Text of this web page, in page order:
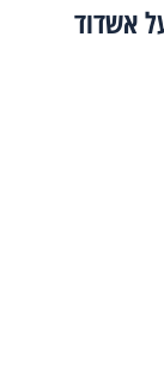
אשדוד